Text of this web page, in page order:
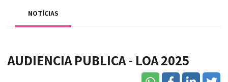
Serviços
Servidores
NOTÍCIAS
AUDIENCIA PUBLICA - LOA 2025